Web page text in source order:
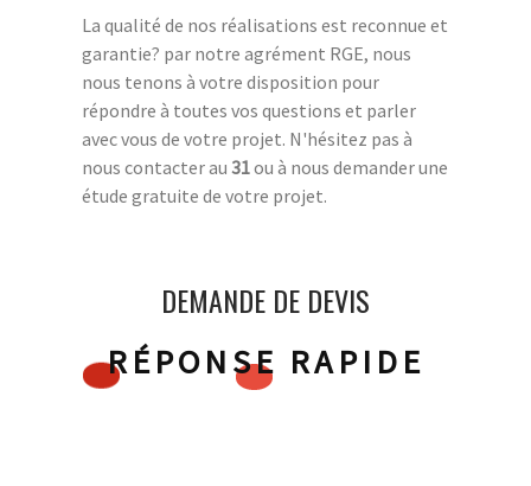
La qualité de nos réalisations est reconnue et
garantie? par notre agrément RGE, nous
nous tenons à votre disposition pour
répondre à toutes vos questions et parler
avec vous de votre projet. N'hésitez pas à
nous contacter au 31ou à nous demander une
étude gratuite de votre projet.
DEMANDE DE DEVIS
RÉPONSE RAPIDE